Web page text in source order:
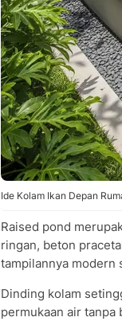
Ide Kolam Ikan Depan
Raised pond
ringan, beton
tampilannya modern
Dinding kolam
permukaan air tanpa